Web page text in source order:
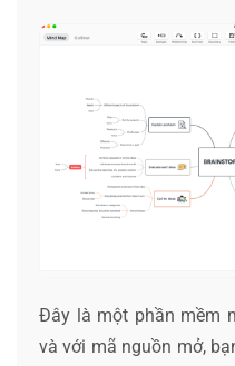
Đây là một phần mềm
và với mã nguồn mở,